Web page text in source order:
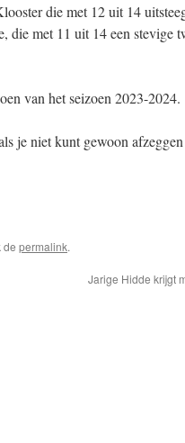
die met 12 uit 14
die met 11 uit 14 een stevige
van het seizoen 2023-2024.
je niet kunt gewoon
de permalink.
Jarige Hidde krijgt